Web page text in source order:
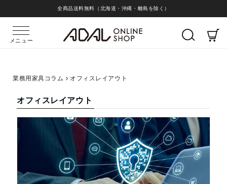
全商品送料無料（北海道・沖縄・離島を除く）
メニュー
業務用家具コラム オフィスレイアウト
オフィスレイアウト